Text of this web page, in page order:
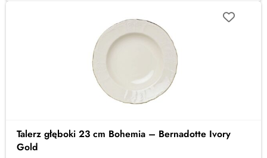
Talerz głęboki 23 cm Bohemia – Bernadotte Ivory
Gold